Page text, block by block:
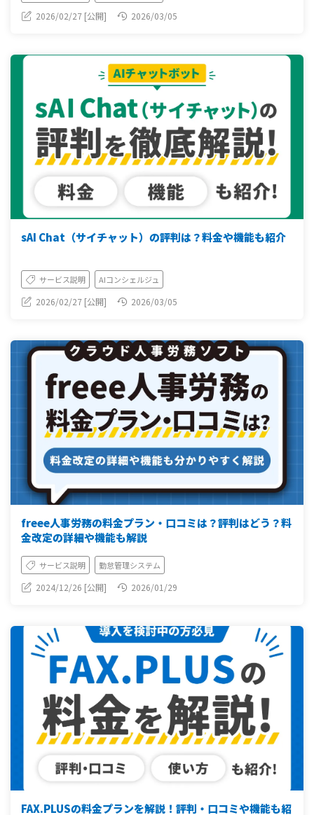
2026/02/27 [公開] 2026/03/05
sAI Chat（サイチャット）の評判は？料金や機能も紹介
サービス説明 AIコンシェルジュ
2026/02/27 [公開] 2026/03/05
freee人事労務の料金プラン・口コミは？評判はどう？料
金改定の詳細や機能も解説
サービス説明 勤怠管理システム
2024/12/26 [公開] 2026/01/29
FAX.PLUSの料金プランを解説！評判・口コミや機能も紹